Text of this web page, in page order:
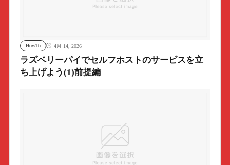
HowTo 4月 14, 2026
ラズベリーパイでセルフホストのサービスを立
ち上げよう(1)前提編